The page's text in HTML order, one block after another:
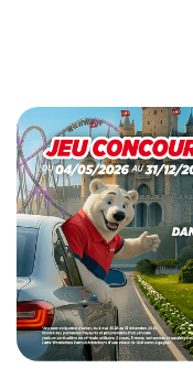
Opération
spéciale
Mai
-
Décembre
2026
Locations